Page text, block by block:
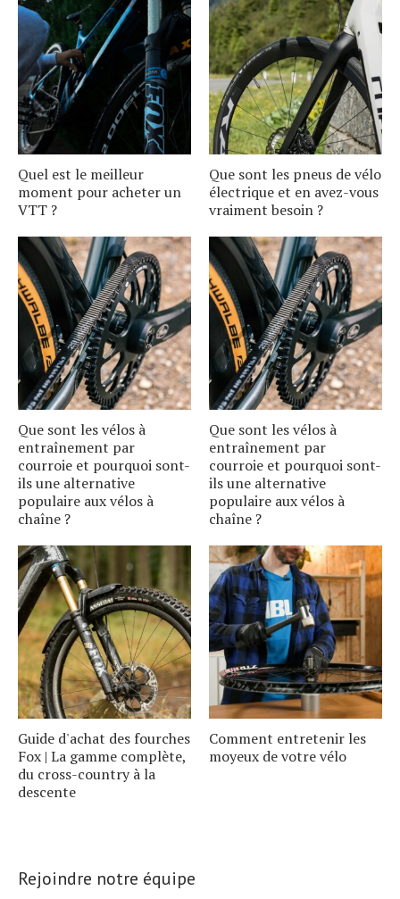
Quel est le meilleur
moment pour acheter un
VTT ?
Que sont les pneus de vélo
électrique et en avez-vous
vraiment besoin ?
Que sont les vélos à
entraînement par
courroie et pourquoi sont-
ils une alternative
populaire aux vélos à
chaîne ?
Que sont les vélos à
entraînement par
courroie et pourquoi sont-
ils une alternative
populaire aux vélos à
chaîne ?
Guide d'achat des fourches
Fox | La gamme complète,
du cross-country à la
descente
Comment entretenir les
moyeux de votre vélo
Rejoindre notre équipe